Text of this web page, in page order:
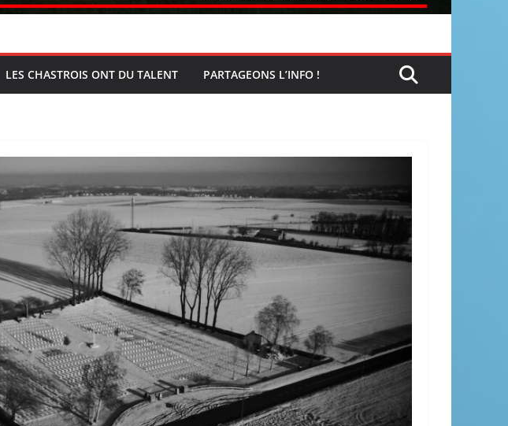
LES CHASTROIS ONT DU TALENT PARTAGEONS L’INFO !